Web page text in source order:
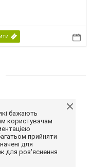
бажають
користувачам
прийняти
для
для роз'яснення